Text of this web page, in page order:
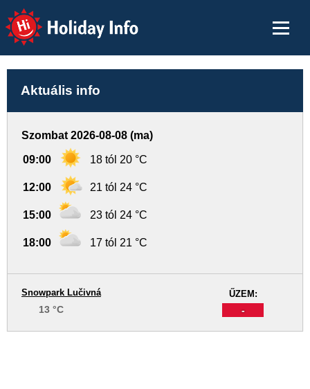
Holiday Info
Aktuális info
Szombat 2026-08-08 (ma)
09:00 18 tól 20 °C
12:00 21 tól 24 °C
15:00 23 tól 24 °C
18:00 17 tól 21 °C
ŰZEM:
-
Snowpark Lučivná
13 °C